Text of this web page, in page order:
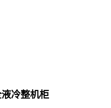
冷整机柜